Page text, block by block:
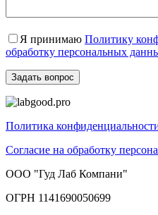
Я принимаю Политику
обработку персональных
Политика
Согласие на обработку
ООО "Гуд Лаб Компани"
ОГРН 1141690050699